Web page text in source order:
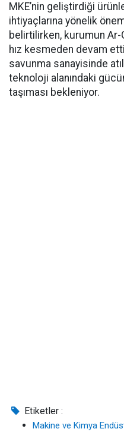
MKE’nin geliştirdiği
ihtiyaçlarına yönelik
belirtilirken, kurumun Ar-
hız kesmeden devam
savunma sanayisinde
teknoloji alanındaki
taşıması bekleniyor.
Etiketler :
Makine ve Kimya